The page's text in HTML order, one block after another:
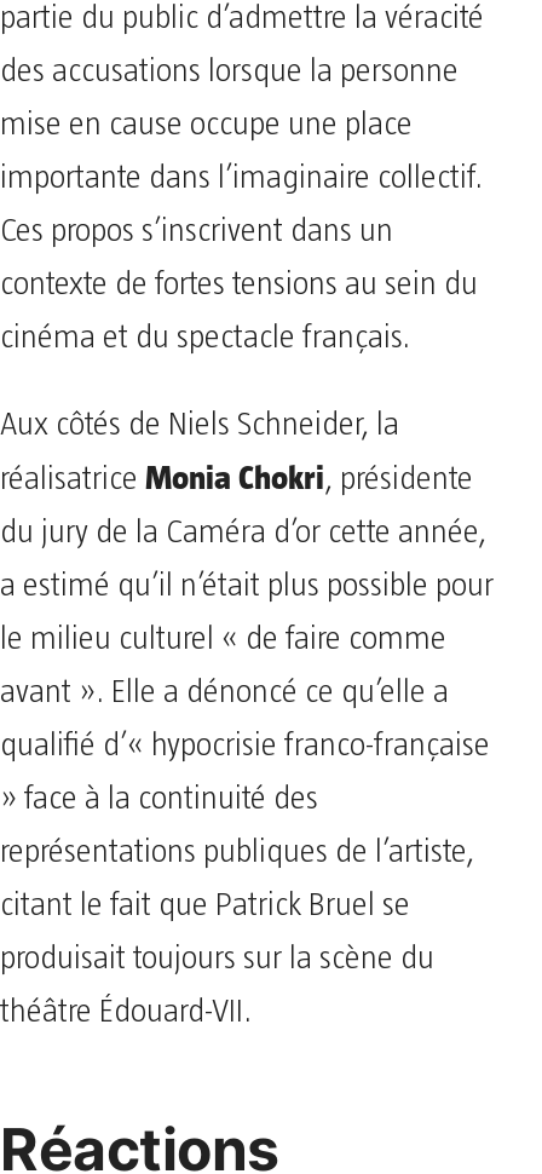
partie du public d’admettre la véracité
des accusations lorsque la personne
mise en cause occupe une place
importante dans l’imaginaire collectif.
Ces propos s’inscrivent dans un
contexte de fortes tensions au sein du
cinéma et du spectacle français.
Aux côtés de Niels Schneider, la
réalisatrice Monia Chokri, présidente
du jury de la Caméra d’or cette année,
a estimé qu’il n’était plus possible pour
le milieu culturel « de faire comme
avant ». Elle a dénoncé ce qu’elle a
qualifié d’« hypocrisie franco-française
» face à la continuité des
représentations publiques de l’artiste,
citant le fait que Patrick Bruel se
produisait toujours sur la scène du
théâtre Édouard-VII.
Réactions